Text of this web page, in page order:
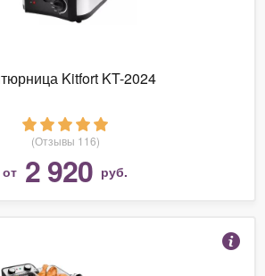
Kitfort KT-2024
(Отзывы 116)
от 2 920 руб.